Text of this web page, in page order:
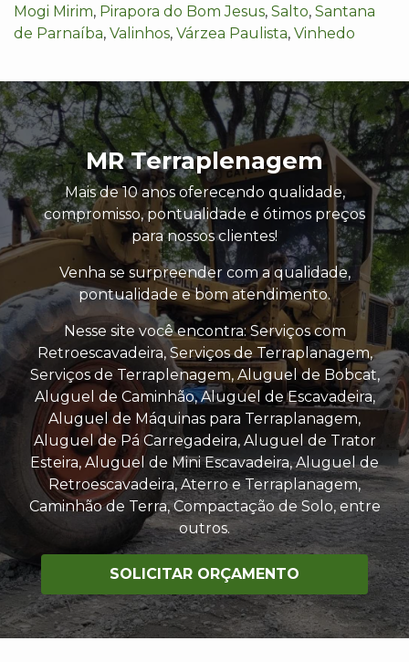
Mogi Mirim, Pirapora do Bom Jesus, Salto, Santana
de Parnaíba, Valinhos, Várzea Paulista, Vinhedo
MR Terraplenagem
Mais de 10 anos oferecendo qualidade,
compromisso, pontualidade e ótimos preços
para nossos clientes!
Venha se surpreender com a qualidade,
pontualidade e bom atendimento.
Nesse site você encontra: Serviços com
Retroescavadeira, Serviços de Terraplanagem,
Serviços de Terraplenagem, Aluguel de Bobcat,
Aluguel de Caminhão, Aluguel de Escavadeira,
Aluguel de Máquinas para Terraplanagem,
Aluguel de Pá Carregadeira, Aluguel de Trator
Esteira, Aluguel de Mini Escavadeira, Aluguel de
Retroescavadeira, Aterro e Terraplanagem,
Caminhão de Terra, Compactação de Solo, entre
outros.
SOLICITAR ORÇAMENTO